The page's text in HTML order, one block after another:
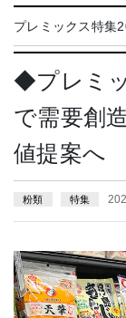
プレミックス特集
◆プレミ
で需要創
値提案へ
粉類 特集